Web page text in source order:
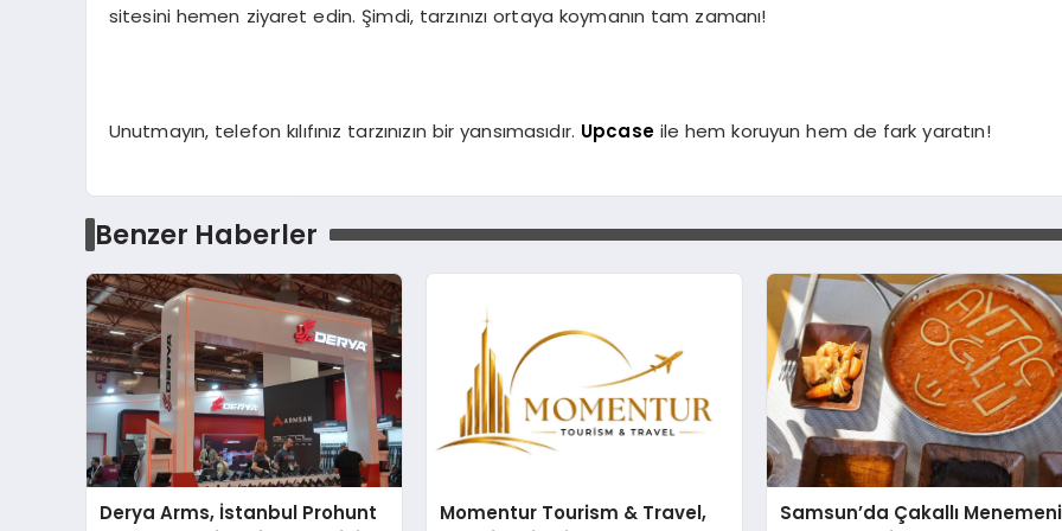
sitesini hemen ziyaret edin. Şimdi, tarzınızı ortaya koymanın tam zamanı!
Unutmayın, telefon kılıfınız tarzınızın bir yansımasıdır. Upcaseile hem koruyun hem de fark yaratın!
Benzer Haberler
Derya Arms, İstanbul Prohunt
Momentur Tourism & Travel,
Samsun’da Çakallı Menemeni